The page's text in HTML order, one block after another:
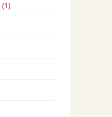
(1)